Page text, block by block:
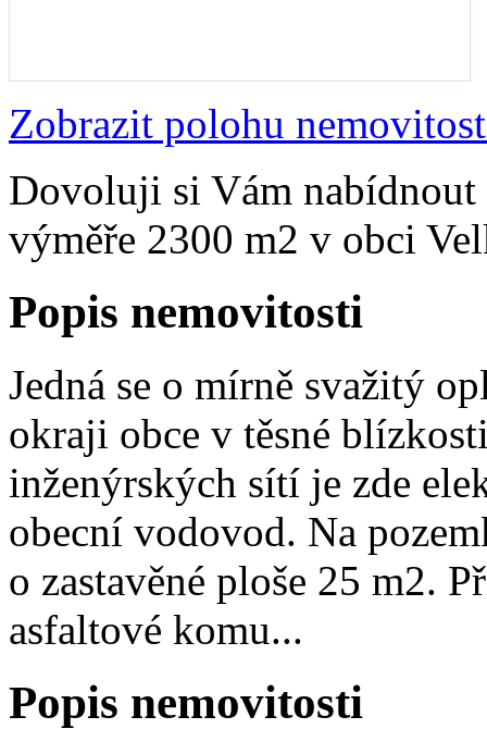
Zobrazit polohu
Dovoluji si Vám nabídnout
výměře 2300 m2 v obci
Popis nemovitosti
Jedná se o mírně svažitý
okraji obce v těsné
inženýrských sítí je zde
obecní vodovod. Na
o zastavěné ploše 25 m2.
asfaltové komu...
Popis nemovitosti